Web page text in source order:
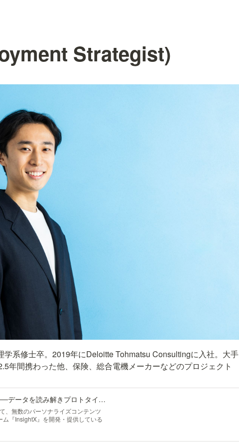
Strategist)
系修士卒。2019年にDeloitte Tohmatsu Consultingに入社。大手
年間携わった他、保険、総合電機メーカーなどのプロジェクト
「クライアントがまだ見ぬ世界を照らす」──データを読み解きプロトタイプを示すDeployment Strategistという先導者｜InsightX
、無数のパーソナライズコンテンツ
『InsightX』を開発・提供している
以下、DS)を務める香取宏和氏
企業のデジタルCX改革支援プロジェ
い技術力に惹かれてInsightXにジョ